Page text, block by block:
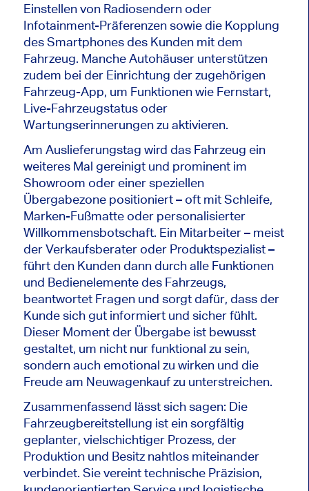
Einstellen von Radiosendern oder
Infotainment-Präferenzen sowie die Kopplung
des Smartphones des Kunden mit dem
Fahrzeug. Manche Autohäuser unterstützen
zudem bei der Einrichtung der zugehörigen
Fahrzeug-App, um Funktionen wie Fernstart,
Live-Fahrzeugstatus oder
Wartungserinnerungen zu aktivieren.
Am Auslieferungstag wird das Fahrzeug ein
weiteres Mal gereinigt und prominent im
Showroom oder einer speziellen
Übergabezone positioniert – oft mit Schleife,
Marken-Fußmatte oder personalisierter
Willkommensbotschaft. Ein Mitarbeiter – meist
der Verkaufsberater oder Produktspezialist –
führt den Kunden dann durch alle Funktionen
und Bedienelemente des Fahrzeugs,
beantwortet Fragen und sorgt dafür, dass der
Kunde sich gut informiert und sicher fühlt.
Dieser Moment der Übergabe ist bewusst
gestaltet, um nicht nur funktional zu sein,
sondern auch emotional zu wirken und die
Freude am Neuwagenkauf zu unterstreichen.
Zusammenfassend lässt sich sagen: Die
Fahrzeugbereitstellung ist ein sorgfältig
geplanter, vielschichtiger Prozess, der
Produktion und Besitz nahtlos miteinander
verbindet. Sie vereint technische Präzision,